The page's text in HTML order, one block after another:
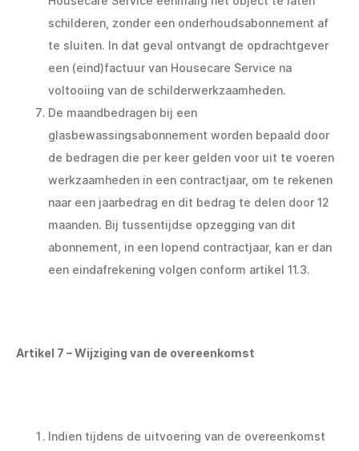
schilderen, zonder een onderhoudsabonnement af
te sluiten. In dat geval ontvangt de opdrachtgever
een (eind)factuur van Housecare Service na
voltooiing van de schilderwerkzaamheden.
De maandbedragen bij een
glasbewassingsabonnement worden bepaald door
de bedragen die per keer gelden voor uit te voeren
werkzaamheden in een contractjaar, om te rekenen
naar een jaarbedrag en dit bedrag te delen door 12
maanden. Bij tussentijdse opzegging van dit
abonnement, in een lopend contractjaar, kan er dan
een eindafrekening volgen conform artikel 11.3.
Artikel 7 – Wijziging van de overeenkomst
Indien tijdens de uitvoering van de overeenkomst